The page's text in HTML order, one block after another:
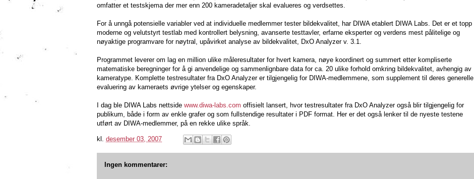
omfatter et testskjema der mer enn 200 kameradetaljer skal evalueres og verdsettes.
For å unngå potensielle variabler ved at individuelle medlemmer tester bildekvalitet, har DIWA etablert DIWA Labs. Det er et topp
moderne og velutstyrt testlab med kontrollert belysning, avanserte testtavler, erfarne eksperter og verdens mest pålitelige og
nøyaktige programvare for nøytral, upåvirket analyse av bildekvalitet, DxO Analyzer v. 3.1.
Programmet leverer om lag en million ulike måleresultater for hvert kamera, nøye koordinert og summert etter kompliserte
matematiske beregninger for å gi anvendelige og sammenlignbare data for ca. 20 ulike forhold omkring bildekvalitet, avhengig av
kameratype. Komplette testresultater fra DxO Analyzer er tilgjengelig for DIWA-medlemmene, som supplement til deres generelle
evaluering av kameraets øvrige ytelser og egenskaper.
I dag ble DIWA Labs nettside www.diwa-labs.com offisielt lansert, hvor testresultater fra DxO Analyzer også blir tilgjengelig for
publikum, både i form av enkle grafer og som fullstendige resultater i PDF format. Her er det også lenker til de nyeste testene
utført av DIWA-medlemmer, på en rekke ulike språk.
kl. desember 03, 2007
Ingen kommentarer: